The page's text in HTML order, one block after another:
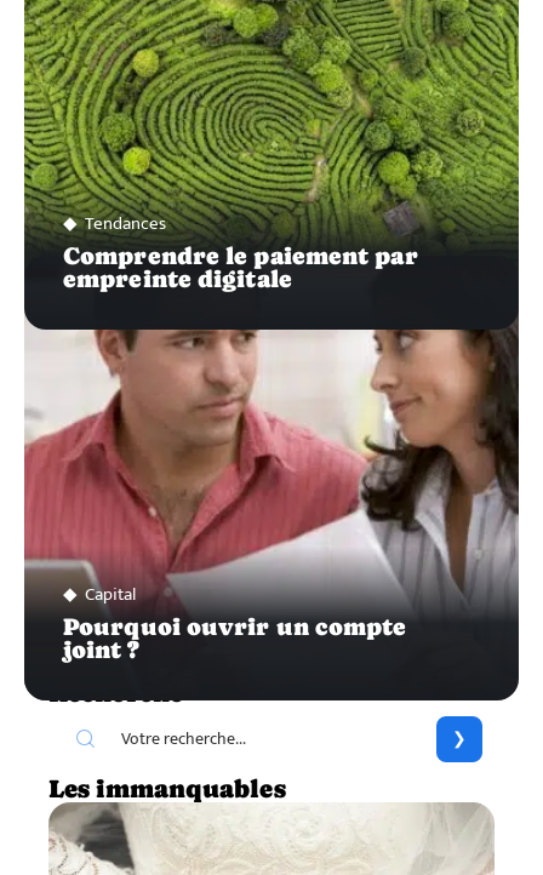
Tendances
Comprendre le paiement par
empreinte digitale
Capital
Pourquoi ouvrir un compte
joint ?
Les immanquables